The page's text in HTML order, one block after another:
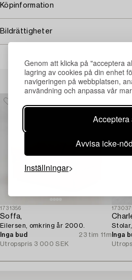
Genom att klicka på "acceptera
lagring av cookies på din enhet
navigeringen på webbplatsen,
användning och anpassa vår
Acceptera
Avvisa icke-
Inställningar
Köpinformation
Bildrättigheter
Andra har
1731356
Soffa,
Eilersen, omkring år 2000.
Inga bud
23 tim 11m
Utropspris 3 000 SEK
Inga